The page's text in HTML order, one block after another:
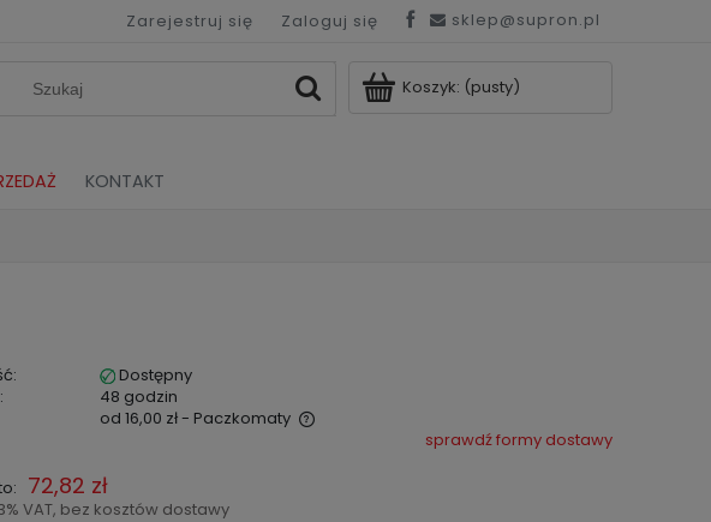
sklep@supron.pl
Zarejestruj się Zaloguj się
Koszyk: (pusty)
KONTAKT
Dostępny
48 godzin
od 16,00 zł- Paczkomaty
Cena nie zawiera ewentualnych
kosztów płatności
sprawdź formy dostawy
72,82 zł
VAT, bez kosztów dostawy